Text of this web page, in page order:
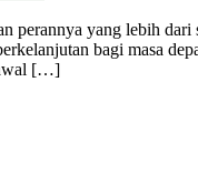
yang lebih dari
bagi masa
awal […]